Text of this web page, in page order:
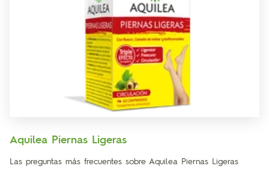
Aquilea Piernas Ligeras
Las preguntas más frecuentes sobre Aquilea Piernas Ligeras